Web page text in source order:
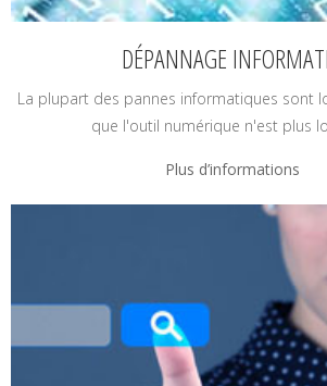
DÉPANNAGE
La plupart des pannes informatiques sont
que l'outil numérique n'est plus
Plus d’informations